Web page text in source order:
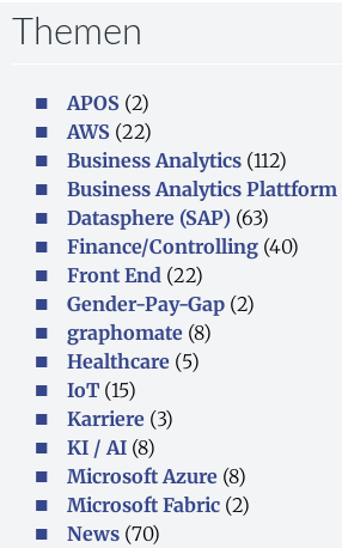
Themen
APOS (2)
AWS (22)
Business Analytics (112)
Business Analytics Plattform
Datasphere (SAP) (63)
Finance/Controlling (40)
Front End (22)
Gender-Pay-Gap (2)
graphomate (8)
Healthcare (5)
IoT (15)
Karriere (3)
KI / AI (8)
Microsoft Azure (8)
Microsoft Fabric (2)
News (70)